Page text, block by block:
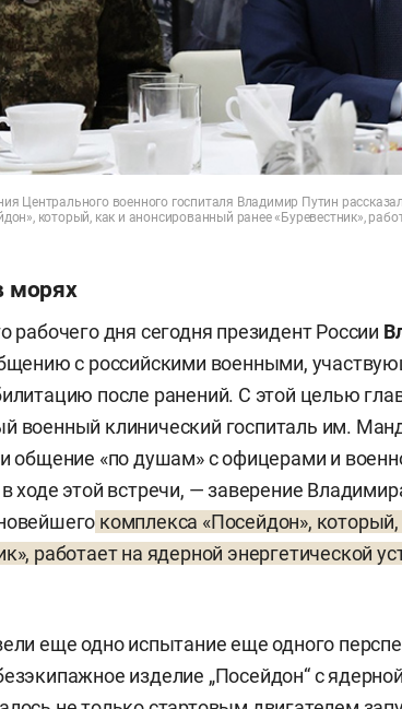
Центрального военного госпиталя Владимир Путин
который, как и анонсированный ранее «Буревестник»,
морях
рабочего дня сегодня президент России
с российскими военными,
после ранений. С этой целью
военный клинический госпиталь им.
общение «по душам» с офицерами и
ходе этой встречи, — заверение
комплекса «Посейдон»,
работает на ядерной энергетической
еще одно испытание еще одного
изделие „Посейдон“ с